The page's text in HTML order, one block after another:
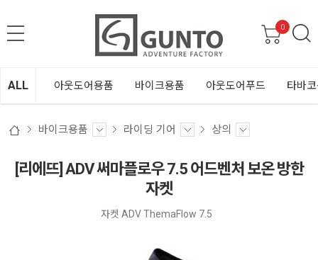
0
ALL 아웃도어용품 바이크용품 아웃도어푸드 타바
바이크용품 라이딩 기어 상의
[리에뜨] ADV 써마플로우 7.5 어드벤처 보온 방한
자켓
자켓 ADV ThemaFlow 7.5